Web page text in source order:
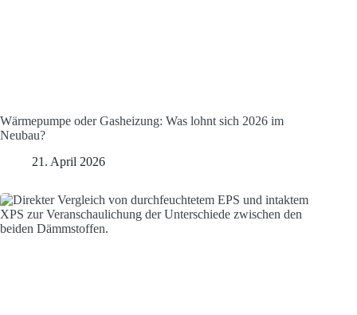
Wärmepumpe oder Gasheizung: Was lohnt sich 2026 im
Neubau?
21. April 2026